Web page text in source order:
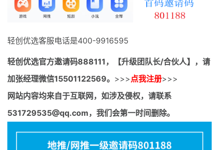
项目介绍
轻创优选客服电话是400-9916595
轻创优选官方邀请码888111，【升级团队长/合伙人】，请
加张经理微信15501122569。 >>> 点我注册>>>
网站内容均来自于互联网，如涉及侵权，请联系
531729535@qq.com，我们会第一时间删除。